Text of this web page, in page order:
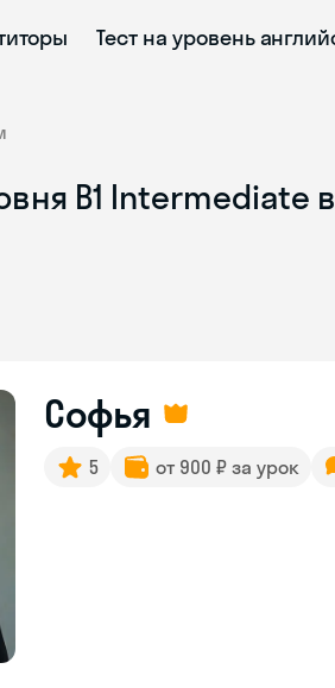
Тест на уровень
B1
Софья
5 от 900 ₽ за урок